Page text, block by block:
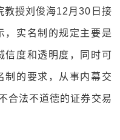
教授刘俊海12月30日接
，实名制的规定主要是
信度和透明度，同时可
制的要求，从事内幕交
合法不道德的证券交易